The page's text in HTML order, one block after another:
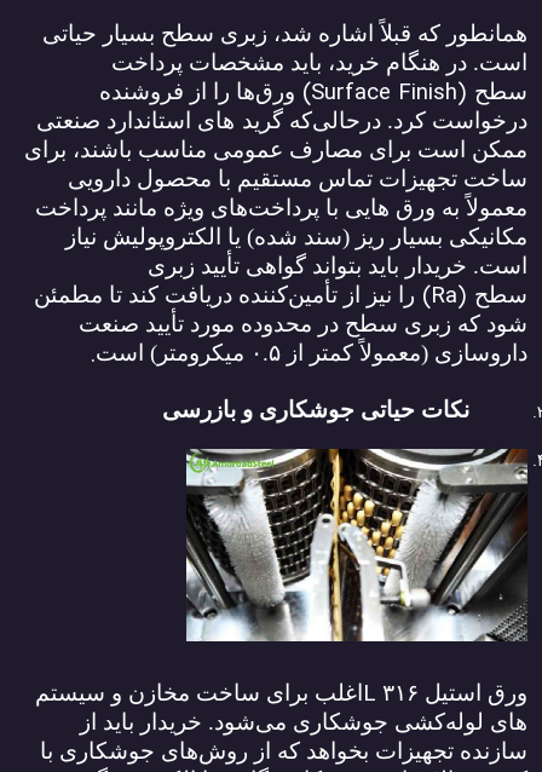
همانطور که قبلاً اشاره شد، زبری سطح بسیار حیاتی
است. در هنگام خرید، باید مشخصات پرداخت
سطح (Surface Finish) ورق‌ها را از فروشنده
درخواست کرد. درحالی‌که گرید های استاندارد صنعتی
ممکن است برای مصارف عمومی مناسب باشند، برای
ساخت تجهیزات تماس مستقیم با محصول دارویی
معمولاً به ورق‌ هایی با پرداخت‌های ویژه مانند پرداخت
مکانیکی بسیار ریز (سند شده) یا الکتروپولیش نیاز
است. خریدار باید بتواند گواهی تأیید زبری
سطح (Ra) را نیز از تأمین‌کننده دریافت کند تا مطمئن
شود که زبری سطح در محدوده مورد تأیید صنعت
داروسازی (معمولاً کمتر از ۰.۵ میکرومتر) است.
نکات حیاتی جوشکاری و بازرسی
ورق استیل ۳۱۶ Lاغلب برای ساخت مخازن و سیستم‌
های لوله‌کشی جوشکاری می‌شود. خریدار باید از
سازنده تجهیزات بخواهد که از روش‌های جوشکاری با